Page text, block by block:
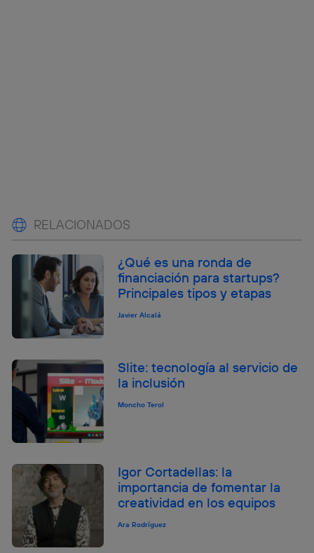
RELACIONADOS
¿Qué es una ronda de
financiación para startups?
Principales tipos y etapas
Javier Alcalá
Slite: tecnología al servicio de
la inclusión
Moncho Terol
Igor Cortadellas: la
importancia de fomentar la
creatividad en los equipos
Ara Rodríguez